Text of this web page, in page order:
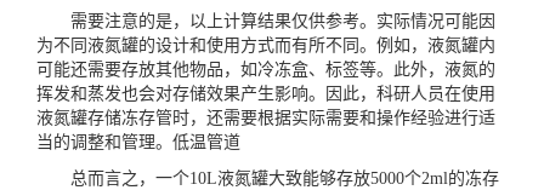
需要注意的是，以上计算结果仅供参考。实际情况可能因
为不同液氮罐的设计和使用方式而有所不同。例如，液氮罐内
可能还需要存放其他物品，如冷冻盒、标签等。此外，液氮的
挥发和蒸发也会对存储效果产生影响。因此，科研人员在使用
液氮罐存储冻存管时，还需要根据实际需要和操作经验进行适
当的调整和管理。 低温管道
总而言之，一个10L液氮罐大致能够存放5000个2ml的冻存